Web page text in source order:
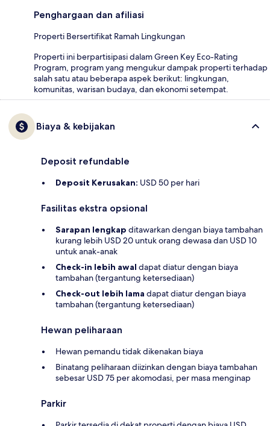
Penghargaan dan afiliasi
Properti Bersertifikat Ramah Lingkungan
Properti ini berpartisipasi dalam Green Key Eco-Rating
Program, program yang mengukur dampak properti terhadap
salah satu atau beberapa aspek berikut: lingkungan,
komunitas, warisan budaya, dan ekonomi setempat.
Biaya & kebijakan
Deposit refundable
Deposit Kerusakan: USD 50 per hari
Fasilitas ekstra opsional
Sarapan lengkap ditawarkan dengan biaya tambahan
kurang lebih USD 20 untuk orang dewasa dan USD 10
untuk anak-anak
Check-in lebih awal dapat diatur dengan biaya
tambahan (tergantung ketersediaan)
Check-out lebih lama dapat diatur dengan biaya
tambahan (tergantung ketersediaan)
Hewan peliharaan
Hewan pemandu tidak dikenakan biaya
Binatang peliharaan diizinkan dengan biaya tambahan
sebesar USD 75 per akomodasi, per masa menginap
Parkir